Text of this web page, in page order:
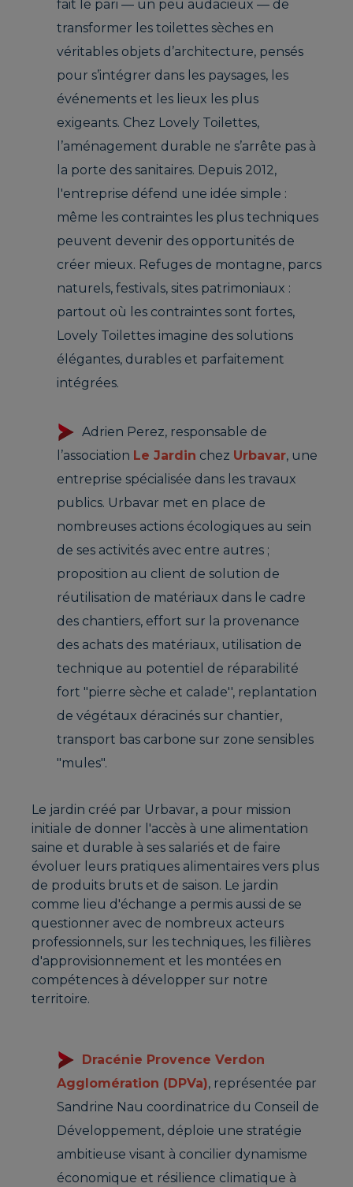
fait le pari — un peu audacieux — de
transformer les toilettes sèches en
véritables objets d’architecture, pensés
pour s’intégrer dans les paysages, les
événements et les lieux les plus
exigeants. Chez Lovely Toilettes,
l’aménagement durable ne s’arrête pas à
la porte des sanitaires. Depuis 2012,
l'entreprise défend une idée simple :
même les contraintes les plus techniques
peuvent devenir des opportunités de
créer mieux. Refuges de montagne, parcs
naturels, festivals, sites patrimoniaux :
partout où les contraintes sont fortes,
Lovely Toilettes imagine des solutions
élégantes, durables et parfaitement
intégrées.
Adrien Perez, responsable de
l’association Le Jardin chez Urbavar, une
entreprise spécialisée dans les travaux
publics. Urbavar met en place de
nombreuses actions écologiques au sein
de ses activités avec entre autres ;
proposition au client de solution de
réutilisation de matériaux dans le cadre
des chantiers, effort sur la provenance
des achats des matériaux, utilisation de
technique au potentiel de réparabilité
fort "pierre sèche et calade'', replantation
de végétaux déracinés sur chantier,
transport bas carbone sur zone sensibles
"mules".
Le jardin créé par Urbavar, a pour mission
initiale de donner l'accès à une alimentation
saine et durable à ses salariés et de faire
évoluer leurs pratiques alimentaires vers plus
de produits bruts et de saison. Le jardin
comme lieu d'échange a permis aussi de se
questionner avec de nombreux acteurs
professionnels, sur les techniques, les filières
d'approvisionnement et les montées en
compétences à développer sur notre
territoire.
Dracénie Provence Verdon
Agglomération (DPVa), représentée par
Sandrine Nau coordinatrice du Conseil de
Développement, déploie une stratégie
ambitieuse visant à concilier dynamisme
économique et résilience climatique à